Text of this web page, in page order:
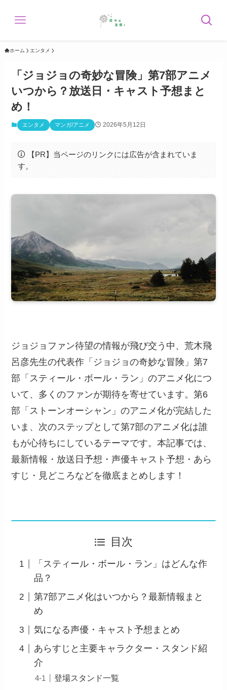
ホーム エンタメ
「ジョジョの奇妙な冒険」第7部アニメ
いつから？放送日・キャスト予想まと
め！
エンタメ マンガ/アニメ 2026年5月12日
【PR】当ページのリンクには広告が含まれていま
す。
ジョジョファン待望の情報が飛び交う中、荒木飛
呂彦先生の代表作「ジョジョの奇妙な冒険」第7
部「スティール・ボール・ラン」のアニメ化につ
いて、多くのファンが期待を寄せています。第6
部「ストーンオーシャン」のアニメ化が完結した
いま、次のステップとして第7部のアニメ化は誰
もが心待ちにしているテーマです。本記事では、
最新情報・放送日予想・声優キャスト予想・あら
すじ・見どころなどを徹底まとめします！
目次
「スティール・ボール・ラン」はどんな作
品？
第7部アニメ化はいつから？最新情報まと
め
気になる声優・キャスト予想まとめ
あらすじと主要キャラクター・スタンド紹
介
登場スタンド一覧